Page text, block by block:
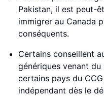
Pakistan, il est peut-
immigrer au Canada
conséquents.
Certains conseillent
génériques venant
certains pays du
indépendant dès le